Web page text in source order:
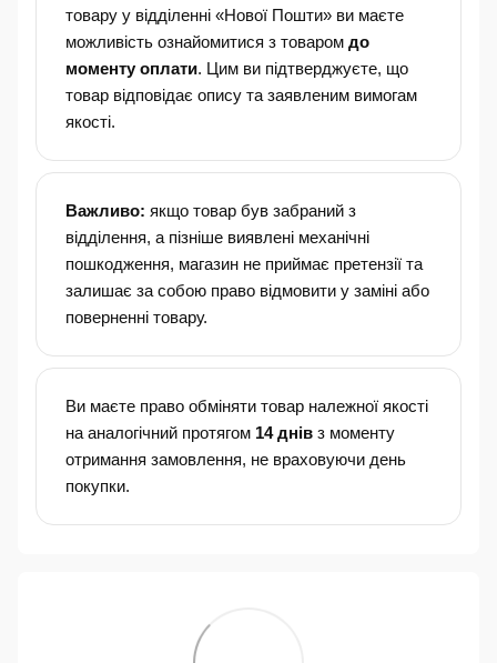
товару у відділенні «Нової Пошти» ви маєте
можливість ознайомитися з товаром до
моменту оплати. Цим ви підтверджуєте, що
товар відповідає опису та заявленим вимогам
якості.
Важливо: якщо товар був забраний з
відділення, а пізніше виявлені механічні
пошкодження, магазин не приймає претензії та
залишає за собою право відмовити у заміні або
поверненні товару.
Ви маєте право обміняти товар належної якості
на аналогічний протягом 14 днів з моменту
отримання замовлення, не враховуючи день
покупки.